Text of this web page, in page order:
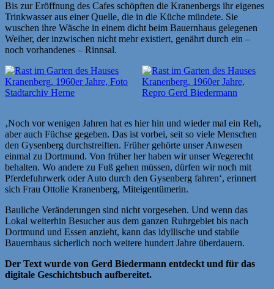
Bis zur Eröffnung des Cafes schöpften die Kranenbergs ihr eigenes
Trinkwasser aus einer Quelle, die in die Küche mündete. Sie
wuschen ihre Wäsche in einem dicht beim Bauernhaus gelegenen
Weiher, der inzwischen nicht mehr existiert, genährt durch ein –
noch vorhandenes – Rinnsal.
‚Noch vor wenigen Jahren hat es hier hin und wieder mal ein Reh,
aber auch Füchse gegeben. Das ist vorbei, seit so viele Menschen
den Gysenberg durchstreiften. Früher gehörte unser Anwesen
einmal zu Dortmund. Von früher her haben wir unser Wegerecht
behalten. Wo andere zu Fuß gehen müssen, dürfen wir noch mit
Pferdefuhrwerk oder Auto durch den Gysenberg fahren‘, erinnert
sich Frau Ottolie Kranenberg, Miteigentümerin.
Bauliche Veränderungen sind nicht vorgesehen. Und wenn das
Lokal weiterhin Besucher aus dem ganzen Ruhrgebiet bis nach
Dortmund und Essen anzieht, kann das idyllische und stabile
Bauernhaus sicherlich noch weitere hundert Jahre überdauern.
Der Text wurde von Gerd Biedermann entdeckt und für das
digitale Geschichtsbuch aufbereitet.